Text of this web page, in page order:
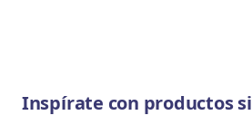
Inspírate con productos